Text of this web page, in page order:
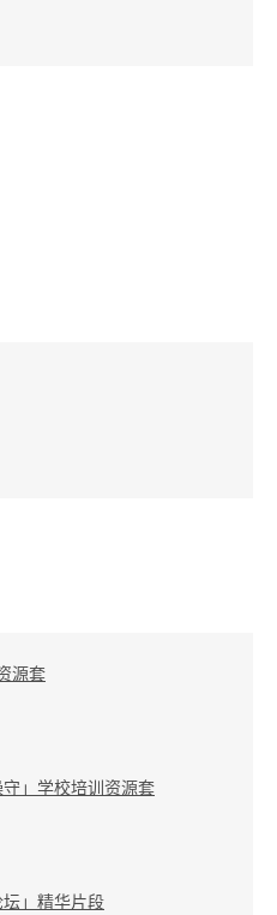
源套
守」学校培训资源套
坛」精华片段